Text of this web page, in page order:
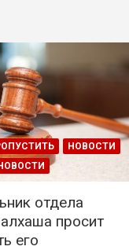
НОВОСТИ
отдела
просит
его